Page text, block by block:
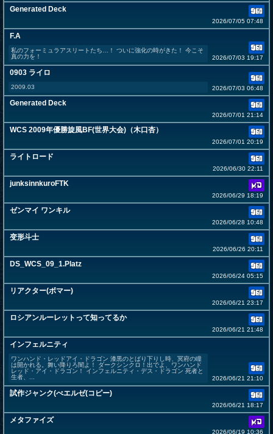
Generated Deck
2026/07/05 07:48
F.A
私のフォーミュラアスリートたち…！ ついに強化の時がきた！ 今こそ
真の力を！
2026/07/03 19:17
0903 ライロ
2009.03 2026/07/03 06:48
Generated Deck
2026/07/01 21:14
WCS 2009年優勝旋風BF(世界大会)（木口杏）
2026/07/01 20:19
ライトロード
2026/06/30 22:11
junksinnkuroFTK
2026/06/29 18:19
ゼンマイ ワンキル
2026/06/28 10:48
变形斗士
2026/06/26 20:11
DS_WCS_09_1.Platz
2026/06/24 05:15
リアクター(ボマー)
2026/06/21 23:17
ロシアンルーレットって知ってるか
2026/06/21 21:48
インフェルニティ
ワンハンド・レッドアイ・ドラゴン 漆黒のとばり下りし時、冥府の瞳
は開かれる。舞い降りろ闇よ！ ダークシンクロ！出でよ、ワンハンド
レッド・アイ・ドラゴン！ インフェルニティ・デス・ドラゴン 死者と
生者、...
2026/06/21 21:10
試作ジャンク(べエルゼ(コピー)
2026/06/21 18:17
メタファイズ
2026/06/19 10:36